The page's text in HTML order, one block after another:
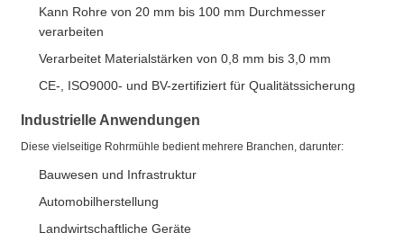
Kann Rohre von 20 mm bis 100 mm Durchmesser
verarbeiten
Verarbeitet Materialstärken von 0,8 mm bis 3,0 mm
CE-, ISO9000- und BV-zertifiziert für Qualitätssicherung
Industrielle Anwendungen
Diese vielseitige Rohrmühle bedient mehrere Branchen, darunter:
Bauwesen und Infrastruktur
Automobilherstellung
Landwirtschaftliche Geräte